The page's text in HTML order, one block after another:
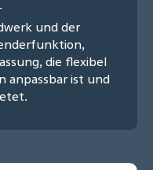
und der
die flexibel
anpassbar ist und